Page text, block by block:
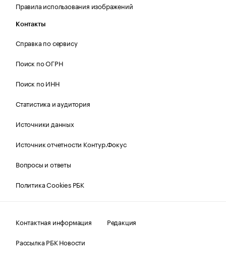
Правила использования изображений
Контакты
Справка по сервису
Поиск по ОГРН
Поиск по ИНН
Статистика и аудитория
Источники данных
Источник отчетности Контур.Фокус
Вопросы и ответы
Политика Cookies РБК
Контактная информация
Редакция
Рассылка РБК Новости